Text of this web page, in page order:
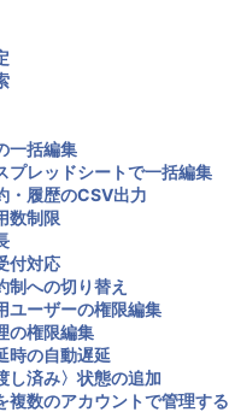
一括編集
プレッドシートで一括編集
・履歴のCSV出力
数制限
付対応
制への切り替え
ユーザーの権限編集
の権限編集
時の自動遅延
し済み〉状態の追加
複数のアカウントで管理する